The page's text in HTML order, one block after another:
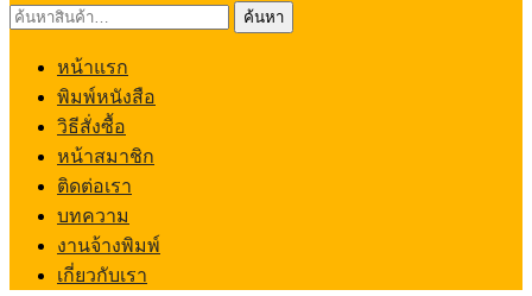
ค้นหา: ค้นหา
หน้าแรก
พิมพ์หนังสือ
วิธีสั่งซื้อ
หน้าสมาชิก
ติดต่อเรา
บทความ
งานจ้างพิมพ์
เกี่ยวกับเรา